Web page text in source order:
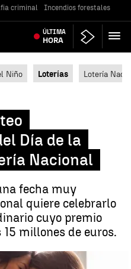
criminal Incendios forestales
ÚLTIMA
HORA
Niño Loterías Lotería
Día de la
Nacional
fecha muy
quiere celebrarlo
cuyo premio
millones de euros.